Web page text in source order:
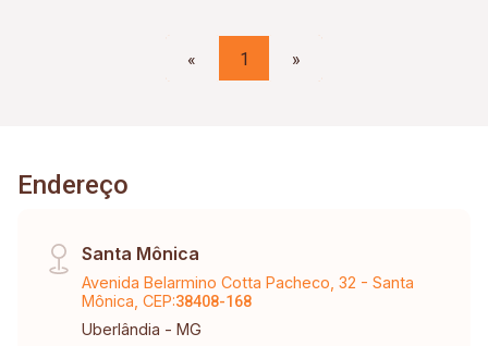
« 1 »
Endereço
Santa Mônica
Avenida Belarmino Cotta Pacheco, 32 - Santa
Mônica, CEP:38408-168
Uberlândia - MG